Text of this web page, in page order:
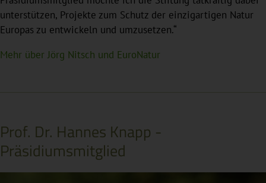
unterstützen, Projekte zum Schutz der einzigartigen Natur
Europas zu entwickeln und umzusetzen.“
Mehr über Jörg Nitsch und EuroNatur
Prof. Dr. Hannes Knapp -
Präsidiumsmitglied